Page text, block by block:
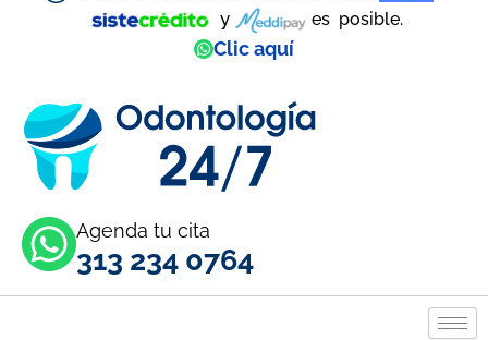
y
es posible.
Clic aquí
Agenda tu cita
313 234 0764